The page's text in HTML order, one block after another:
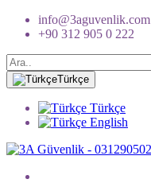
info@3aguvenlik.com
+90 312 905 0 222
Türkçe
Türkçe
English